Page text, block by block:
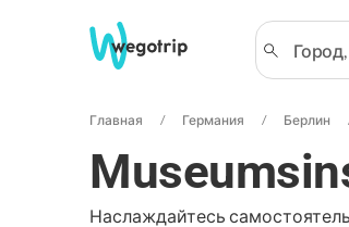
Главная Германия Берлин
Наслаждайтесь